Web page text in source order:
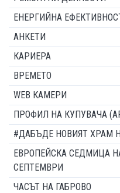
ЕНЕРГИЙНА
АНКЕТИ
КАРИЕРА
ВРЕМЕТО
WEB КАМЕРИ
ПРОФИЛ НА КУПУВАЧА
#ДАБЪДЕ НОВИЯТ ХРАМ
ЕВРОПЕЙСКА СЕДМИЦА
СЕПТЕМВРИ
ЧАСЪТ НА ГАБРОВО